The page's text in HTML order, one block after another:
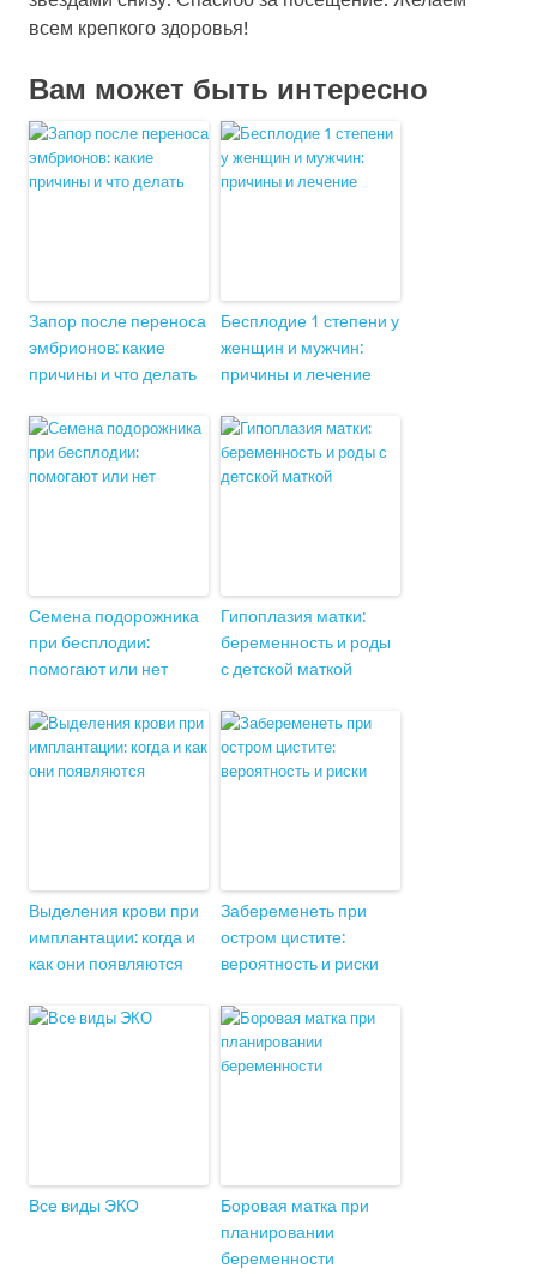
всем крепкого здоровья!
Вам может быть интересно
Запор после переноса
эмбрионов: какие
причины и что делать
Бесплодие 1 степени у
женщин и мужчин:
причины и лечение
Семена подорожника
при бесплодии:
помогают или нет
Гипоплазия матки:
беременность и роды
с детской маткой
Выделения крови при
имплантации: когда и
как они появляются
Забеременеть при
остром цистите:
вероятность и риски
Все виды ЭКО
Боровая матка при
планировании
беременности